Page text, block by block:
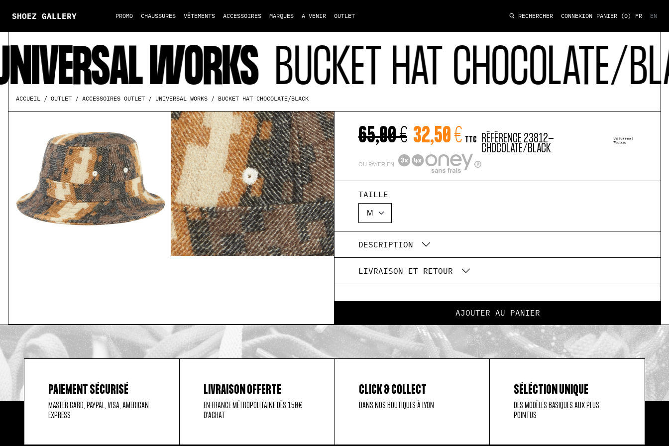
SHOEZ GALLERY PROMO CHAUSSURES VÊTEMENTS ACCESSOIRES MARQUES A VENIR OUTLET RECHERCHER CONNEXION PANIER (0) FR EN
WORKS BUCKET HAT CHOCOLATE/
ACCUEIL OUTLET ACCESSOIRES OUTLET UNIVERSAL WORKS BUCKET HAT CHOCOLATE/BLACK
65,00 € 32,50 € TTC
OU PAYER EN
RÉFÉRENCE23812-
CHOCOLATE/BLACK
TAILLE
DESCRIPTION
LIVRAISON ET RETOUR
AJOUTER AU PANIER
PAIEMENT SÉCURISÉ
MASTER CARD, PAYPAL, VISA, AMERICAN
EXPRESS
LIVRAISON OFFERTE
EN FRANCE MÉTROPOLITAINE DÈS 150€
D'ACHAT
CLICK & COLLECT
DANS NOS BOUTIQUES À LYON
SÉLÉCTION UNIQUE
DES MODÈLES BASIQUES AUX PLUS
POINTUS